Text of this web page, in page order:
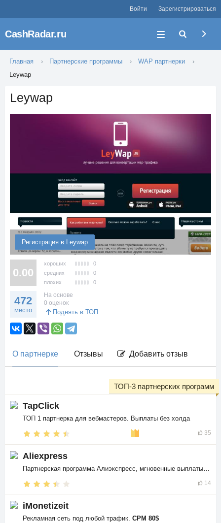
Войти Зарегистрироваться
CashRadar.ru
Главная Партнерские программы
WAP партнерки
Leywap
Leywap
Регистрация в Leywap
0.00
хороших
0
средних
0
плохих
0
472
место
На основе
0 оценок
Поднять в ТОП
О партнерке Отзывы Добавить отзыв
TapClick
ТОП 1 партнерка для вебмастеров. Выплаты без холда
35
ТОП-3 партнерских программ
Aliexpress
14
iMonetizeit
Рекламная сеть под любой трафик. CPM 80$